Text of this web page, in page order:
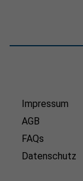
Impressum
AGB
FAQs
Datenschutz